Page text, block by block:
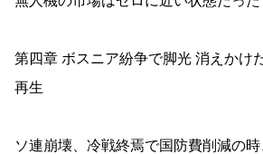
第四章 ボスニア紛争で脚光 消えかけ
再生
ソ連崩壊、冷戦終焉で国防費削減の